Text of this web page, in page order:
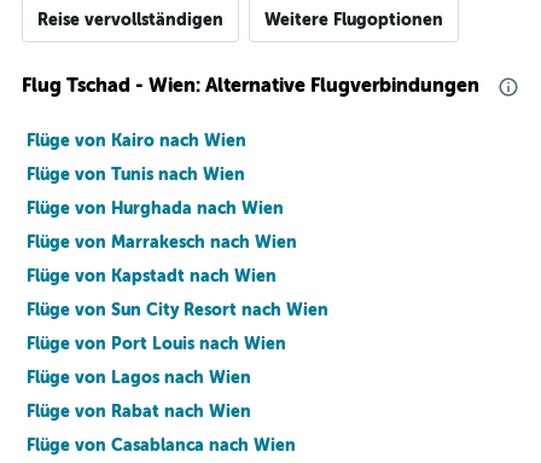
Reise vervollständigen Weitere Flugoptionen
Flug Tschad - Wien: Alternative Flugverbindungen
Flüge von Kairo nach Wien
Flüge von Tunis nach Wien
Flüge von Hurghada nach Wien
Flüge von Marrakesch nach Wien
Flüge von Kapstadt nach Wien
Flüge von Sun City Resort nach Wien
Flüge von Port Louis nach Wien
Flüge von Lagos nach Wien
Flüge von Rabat nach Wien
Flüge von Casablanca nach Wien